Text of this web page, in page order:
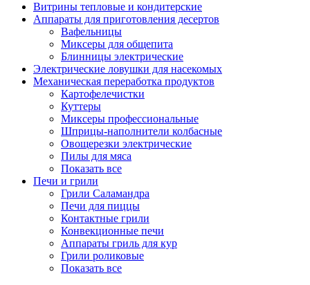
Витрины тепловые и кондитерские
Аппараты для приготовления десертов
Вафельницы
Миксеры для общепита
Блинницы электрические
Электрические ловушки для насекомых
Механическая переработка продуктов
Картофелечистки
Куттеры
Миксеры профессиональные
Шприцы-наполнители колбасные
Овощерезки электрические
Пилы для мяса
Показать все
Печи и грили
Грили Саламандра
Печи для пиццы
Контактные грили
Конвекционные печи
Аппараты гриль для кур
Грили роликовые
Показать все